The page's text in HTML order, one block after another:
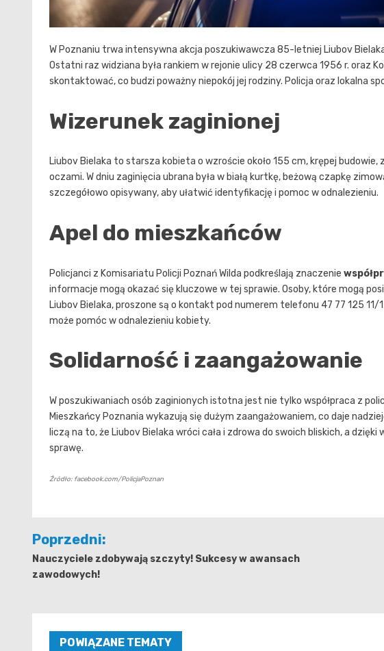
W Poznaniu trwa intensywna akcja poszukiwawcza 85-letniej Liubov
Ostatni raz widziana była rankiem w rejonie ulicy 28 czerwca 1956 r. oraz
skontaktować, co budzi poważny niepokój jej rodziny. Policja oraz lokalna
Wizerunek zaginionej
Liubov Bielaka to starsza kobieta o wzroście około 155 cm, krępej
oczami. W dniu zaginięcia ubrana była w białą kurtkę, beżową czapkę
szczegółowo opisywany, aby ułatwić identyfikację i pomoc w odnalezieniu.
Apel do mieszkańców
Policjanci z Komisariatu Policji Poznań Wilda podkreślają znaczenie
informacje mogą okazać się kluczowe w tej sprawie. Osoby, które mogą
Liubov Bielaka, proszone są o kontakt pod numerem telefonu 47 77 125
może pomóc w odnalezieniu kobiety.
Solidarność i zaangażowanie
W poszukiwaniach osób zaginionych istotna jest nie tylko współpraca z
Mieszkańcy Poznania wykazują się dużym zaangażowaniem, co daje
liczą na to, że Liubov Bielaka wróci cała i zdrowa do swoich bliskich, a
sprawę.
Źródło: facebook.com/PolicjaPoznan
Nawigacja
wpisu
Poprzedni:
Nauczyciele zdobywają szczyty! Sukcesy w awansach
zawodowych!
POWIĄZANE TEMATY